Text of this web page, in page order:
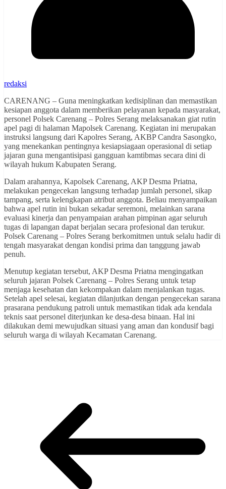
redaksi
CARENANG – Guna meningkatkan kedisiplinan dan memastikan
kesiapan anggota dalam memberikan pelayanan kepada masyarakat,
personel Polsek Carenang – Polres Serang melaksanakan giat rutin
apel pagi di halaman Mapolsek Carenang. Kegiatan ini merupakan
instruksi langsung dari Kapolres Serang, AKBP Candra Sasongko,
yang menekankan pentingnya kesiapsiagaan operasional di setiap
jajaran guna mengantisipasi gangguan kamtibmas secara dini di
wilayah hukum Kabupaten Serang.
Dalam arahannya, Kapolsek Carenang, AKP Desma Priatna,
melakukan pengecekan langsung terhadap jumlah personel, sikap
tampang, serta kelengkapan atribut anggota. Beliau menyampaikan
bahwa apel rutin ini bukan sekadar seremoni, melainkan sarana
evaluasi kinerja dan penyampaian arahan pimpinan agar seluruh
tugas di lapangan dapat berjalan secara profesional dan terukur.
Polsek Carenang – Polres Serang berkomitmen untuk selalu hadir di
tengah masyarakat dengan kondisi prima dan tanggung jawab
penuh.
Menutup kegiatan tersebut, AKP Desma Priatna mengingatkan
seluruh jajaran Polsek Carenang – Polres Serang untuk tetap
menjaga kesehatan dan kekompakan dalam menjalankan tugas.
Setelah apel selesai, kegiatan dilanjutkan dengan pengecekan sarana
prasarana pendukung patroli untuk memastikan tidak ada kendala
teknis saat personel diterjunkan ke desa-desa binaan. Hal ini
dilakukan demi mewujudkan situasi yang aman dan kondusif bagi
seluruh warga di wilayah Kecamatan Carenang.